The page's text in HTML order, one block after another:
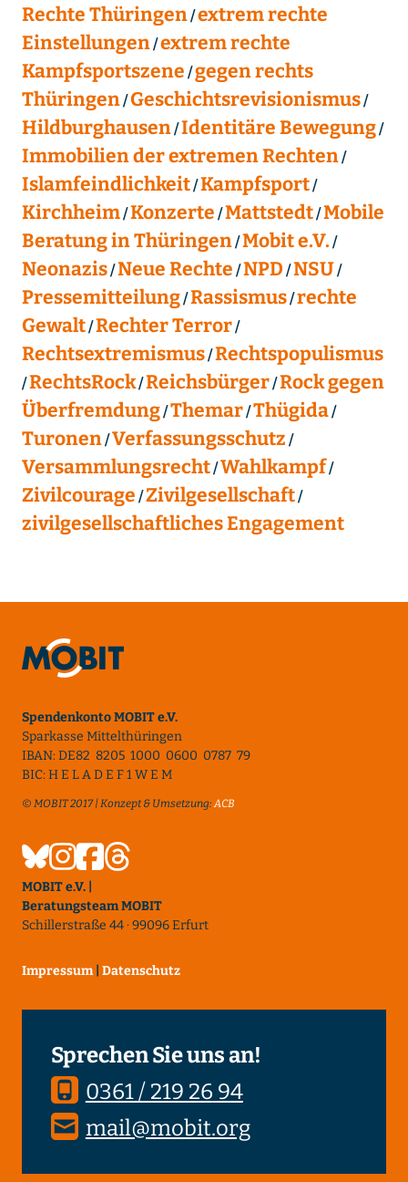
Rechte Thüringen extrem rechte
Einstellungen extrem rechte
Kampfsportszene gegen rechts
Thüringen Geschichtsrevisionismus
Hildburghausen Identitäre Bewegung
Immobilien der extremen Rechten
Islamfeindlichkeit Kampfsport
Kirchheim Konzerte Mattstedt Mobile
Beratung in Thüringen Mobit e.V.
Neonazis Neue Rechte NPD NSU
Pressemitteilung Rassismus rechte
Gewalt Rechter Terror
Rechtsextremismus Rechtspopulismus
RechtsRock Reichsbürger Rock gegen
Überfremdung Themar Thügida
Turonen Verfassungsschutz
Versammlungsrecht Wahlkampf
Zivilcourage Zivilgesellschaft
zivilgesellschaftliches Engagement
Spendenkonto MOBIT e.V.
Sparkasse Mittelthüringen
IBAN: DE82 8205 1000 0600 0787 79
BIC: H E L A D E F 1 W E M
© MOBIT 2017 | Konzept & Umsetzung:ACB
MOBIT e.V. |
Beratungsteam MOBIT
Schillerstraße 44 · 99096 Erfurt
Impressum Datenschutz
Sprechen Sie uns an!
0361 / 219 26 94
mail@mobit.org